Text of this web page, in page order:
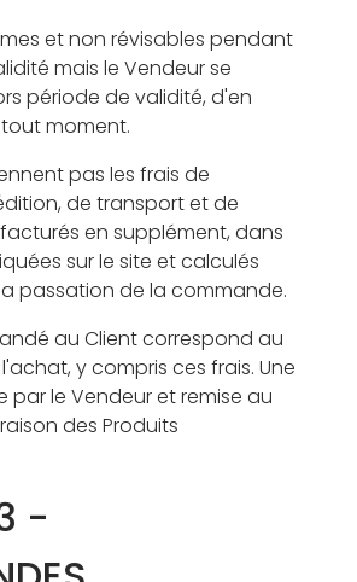
et non révisables pendant
mais le Vendeur se
période de validité, d'en
moment.
pas les frais de
de transport et de
en supplément, dans
sur le site et calculés
passation de la commande.
au Client correspond au
y compris ces frais. Une
par le Vendeur et remise au
des Produits
-